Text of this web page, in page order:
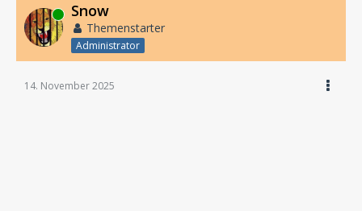
Online Snow
Themenstarter
Administrator
14. November 2025